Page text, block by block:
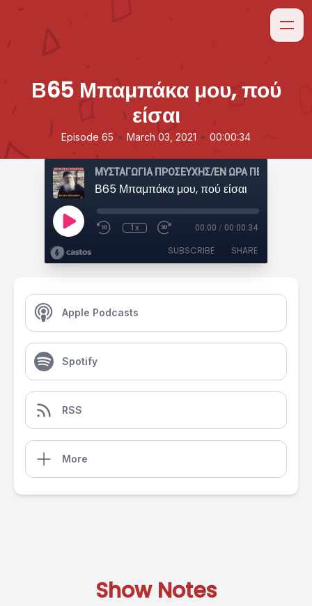
Β65 Μπαμπάκα μου, πού
είσαι
Episode 65 • March 03, 2021 • 00:00:34
ΜΥΣΤΑΓΩΓΙΑ ΠΡΟΣΕΥΧΗΣ/ΕΝ ΩΡΑ ΠΕΙΡΑΣΜΟΥ
Β65 Μπαμπάκα μου, πού είσαι
1x 00:00 / 00:00:34
SUBSCRIBE SHARE
Apple Podcasts
Spotify
RSS
More
Show Notes